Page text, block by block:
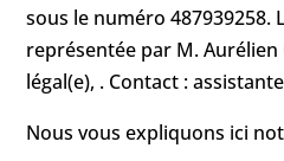
sous le numéro 487939258.
représentée par M. Aurélien
légal(e), . Contact :
Nous vous expliquons ici